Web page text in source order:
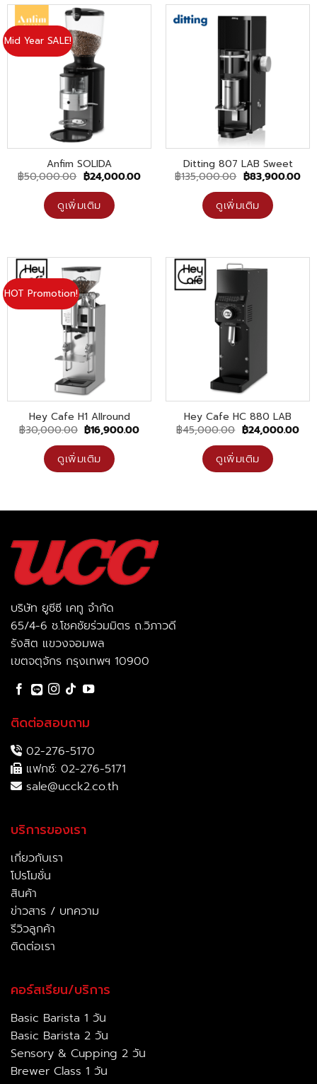
Mid Year SALE!
Anfim SOLIDA
฿50,000.00 Original
price
was:
฿50,000.00.
฿24,000.00Current
ดูเพิ่มเติม
Ditting 807 LAB Sweet
฿135,000.00 Original
price
was:
฿135,000.00.
฿83,900.00
ดูเพิ่มเติม
HOT Promotion!
Hey Cafe H1 Allround
฿30,000.00 Original
price
was:
฿30,000.00.
฿16,900.00Current
ดูเพิ่มเติม
Hey Cafe HC 880 LAB
฿45,000.00 Original
price
was:
฿45,000.00.
฿24,000.00
ดูเพิ่มเติม
บริษัท ยูซีซี เคทู จำกัด
65/4-6 ช.โชคชัยร่วมมิตร ถ.วิภาวดี
รังสิต แขวงจอมพล
เขตจตุจักร กรุงเทพฯ 10900
ติดต่อสอบถาม
02-276-5170
แฟกซ์: 02-276-5171
sale@ucck2.co.th
บริการของเรา
เกี่ยวกับเรา
โปรโมชั่น
สินค้า
ข่าวสาร / บทความ
รีวิวลูกค้า
ติดต่อเรา
คอร์สเรียน/บริการ
Basic Barista 1 วัน
Basic Barista 2 วัน
Sensory & Cupping 2 วัน
Brewer Class 1 วัน